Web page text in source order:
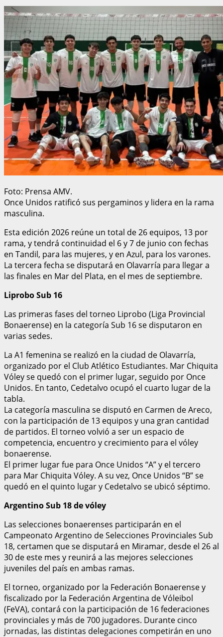
Foto: Prensa AMV.
Once Unidos ratificó sus pergaminos y lidera en la rama
masculina.
Esta edición 2026 reúne un total de 26 equipos, 13 por
rama, y tendrá continuidad el 6 y 7 de junio con fechas
en Tandil, para las mujeres, y en Azul, para los varones.
La tercera fecha se disputará en Olavarría para llegar a
las finales en Mar del Plata, en el mes de septiembre.
Liprobo Sub 16
Las primeras fases del torneo Liprobo (Liga Provincial
Bonaerense) en la categoría Sub 16 se disputaron en
varias sedes.
La A1 femenina se realizó en la ciudad de Olavarría,
organizado por el Club Atlético Estudiantes. Mar Chiquita
Vóley se quedó con el primer lugar, seguido por Once
Unidos. En tanto, Cedetalvo ocupó el cuarto lugar de la
tabla.
La categoría masculina se disputó en Carmen de Areco,
con la participación de 13 equipos y una gran cantidad
de partidos. El torneo volvió a ser un espacio de
competencia, encuentro y crecimiento para el vóley
bonaerense.
El primer lugar fue para Once Unidos “A” y el tercero
para Mar Chiquita Vóley. A su vez, Once Unidos “B” se
quedó en el quinto lugar y Cedetalvo se ubicó séptimo.
Argentino Sub 18 de vóley
Las selecciones bonaerenses participarán en el
Campeonato Argentino de Selecciones Provinciales Sub
18, certamen que se disputará en Miramar, desde el 26 al
30 de este mes y reunirá a las mejores selecciones
juveniles del país en ambas ramas.
El torneo, organizado por la Federación Bonaerense y
fiscalizado por la Federación Argentina de Vóleibol
(FeVA), contará con la participación de 16 federaciones
provinciales y más de 700 jugadores. Durante cinco
jornadas, las distintas delegaciones competirán en uno